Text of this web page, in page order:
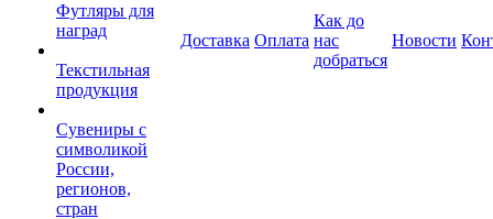
Футляры для
наград
Текстильная
продукция
Сувениры с
символикой
России,
регионов,
стран
Доставка Оплата
Как до
нас
добраться
Новости